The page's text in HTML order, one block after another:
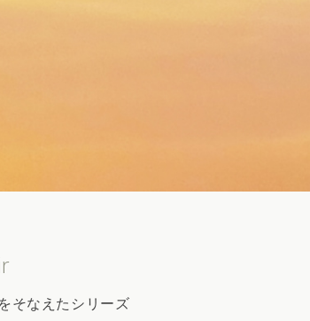
そなえたシリーズ